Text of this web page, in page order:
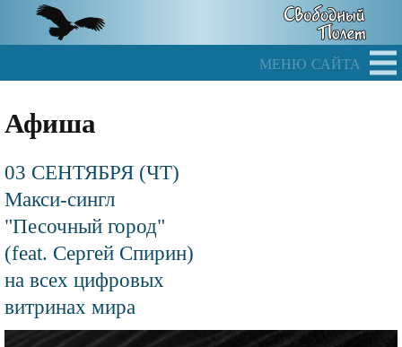
main
меню сайта
Афиша
03 СЕНТЯБРЯ (ЧТ)
Макси-сингл
"Песочный город"
(feat. Сергей Спирин)
на всех цифровых
витринах мира